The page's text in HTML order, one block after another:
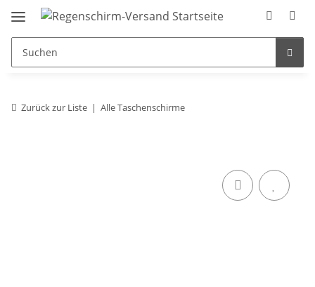
Zurück zur Liste Alle Taschenschirme